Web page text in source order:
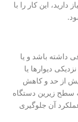
این کار را با
داشته باشد و یا
دیوارها یا
از حد و کاهش
سطح زیرین دستگاه
آن جلوگیری